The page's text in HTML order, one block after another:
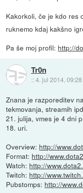
Kakorkoli, če je kdo res
ruknemo kdaj kakšno
Pa še moj profil: http://
Tr0n
::4. jul 2014, 09:28
Znana je razporeditev
tekmovanja, streamih
21. julija, vmes je 4 dni
18. uri.
Overview: http://
Format: http://
Watch: http://
Twitch: http://
Pubstomps: http://